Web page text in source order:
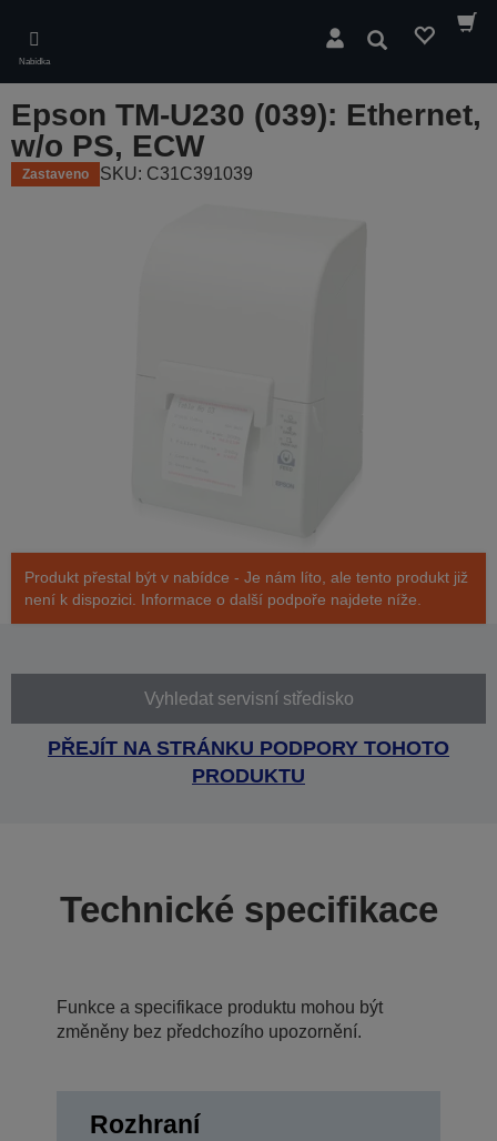
main
content
Nabídka
Hledat
Epson TM-U230 (039): Ethernet,
w/o PS, ECW
Zastaveno SKU: C31C391039
Produkt přestal být v nabídce - Je nám líto, ale tento produkt již
není k dispozici. Informace o další podpoře najdete níže.
Vyhledat servisní středisko
PŘEJÍT NA STRÁNKU PODPORY TOHOTO
PRODUKTU
Technické specifikace
Funkce a specifikace produktu mohou být
změněny bez předchozího upozornění.
Rozhraní